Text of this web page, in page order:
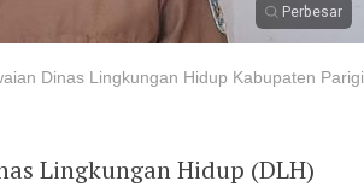
Perbesar
Dinas Lingkungan Hidup Kabupaten Parigi
Lingkungan Hidup (DLH)